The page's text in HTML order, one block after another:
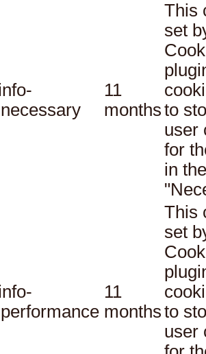
11
months
This
set
to
user
for
in
11
months
This
set
to
user